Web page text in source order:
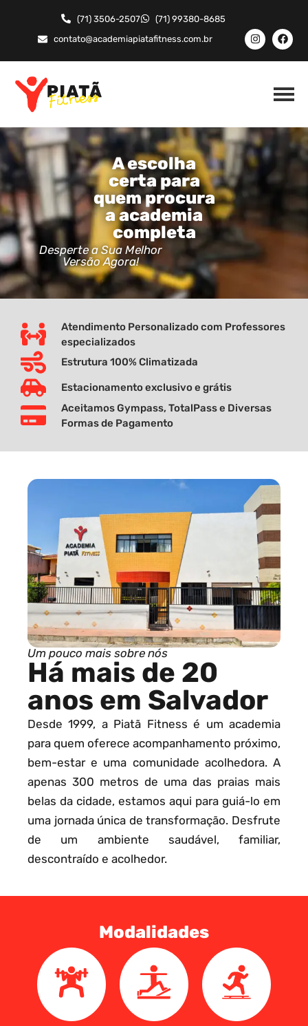
(71) 3506-2507
(71) 99380-8685
contato@academiapiatafitness.com.br
A escolha
certa para
quem procura
a academia
completa
Desperte a Sua Melhor
Versão Agora!
Atendimento Personalizado com Professores
especializados
Estrutura 100% Climatizada
Estacionamento exclusivo e grátis
Aceitamos Gympass, TotalPass e Diversas
Formas de Pagamento
Um pouco mais sobre nós
Há mais de 20
anos em Salvador
Desde 1999, a Piatã Fitness é um academia
para quem oferece acompanhamento próximo,
bem-estar e uma comunidade acolhedora. A
apenas 300 metros de uma das praias mais
belas da cidade, estamos aqui para guiá-lo em
uma jornada única de transformação. Desfrute
de um ambiente saudável, familiar,
descontraído e acolhedor.
Modalidades